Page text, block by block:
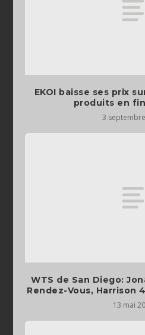
EKOI baisse ses prix
produits en
3
WTS de San Diego:
Rendez-Vous, Harrison
13 mai